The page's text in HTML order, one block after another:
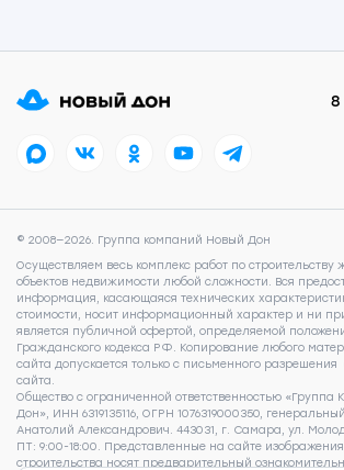
8
© 2008—2026. Группа компаний Новый Дон
Осуществляем весь комплекс работ по
объектов недвижимости любой сложности. Вся
информация, касающаяся технических
стоимости, носит информационный характер и ни
является публичной офертой, определяемой
Гражданского кодекса РФ. Копирование любого
сайта допускается только с письменного
сайта.
Общество с ограниченной ответственностью
Дон», ИНН 6319135116, ОГРН 1076319000350,
Анатолий Александрович. 443031, г. Самара, ул.
ПТ: 9:00-18:00. Представленные на сайте изображения
строительства носят предварительный